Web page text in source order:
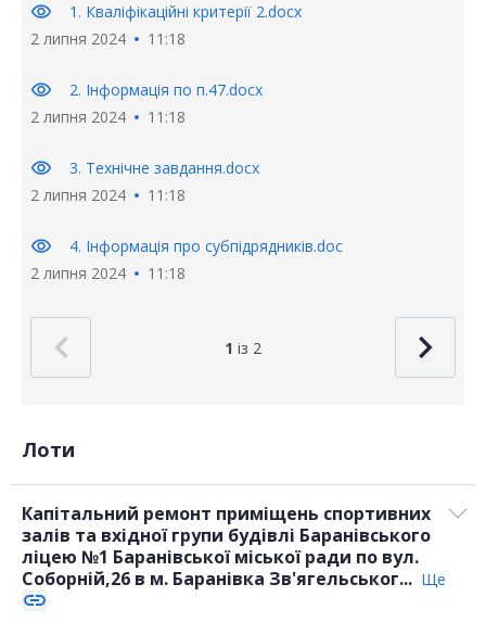
visibility
1. Кваліфікаційні критерії 2.docx
2 липня 2024
11:18
visibility
2. Інформація по п.47.docx
2 липня 2024
11:18
visibility
3. Технічне завдання.docx
2 липня 2024
11:18
visibility
4. Інформація про субпідрядників.doc
2 липня 2024
11:18
1 із 2
Лоти
Капітальний ремонт приміщень спортивних
залів та вхідної групи будівлі Баранівського
ліцею №1 Баранівської міської ради по вул.
Соборній,26 в м. Баранівка Зв'ягельськог... Ще
link